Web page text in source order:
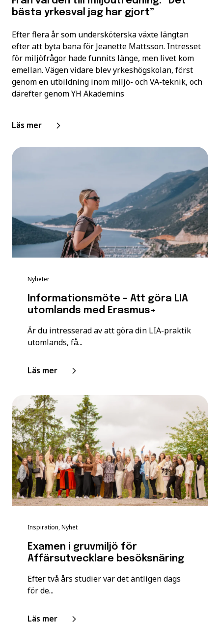
bästa yrkesval jag har gjort”
Efter flera år som undersköterska växte längtan
efter att byta bana för Jeanette Mattsson. Intresset
för miljöfrågor hade funnits länge, men livet kom
emellan. Vägen vidare blev yrkeshögskolan, först
genom en utbildning inom miljö- och VA-teknik, och
därefter genom YH Akademins
Läs mer
Nyheter
Informationsmöte – Att göra LIA
utomlands med Erasmus+
Är du intresserad av att göra din LIA-praktik
utomlands, få...
Läs mer
Inspiration, Nyhet
Examen i gruvmiljö för
Affärsutvecklare besöksnäring
Efter två års studier var det äntligen dags
för de...
Läs mer